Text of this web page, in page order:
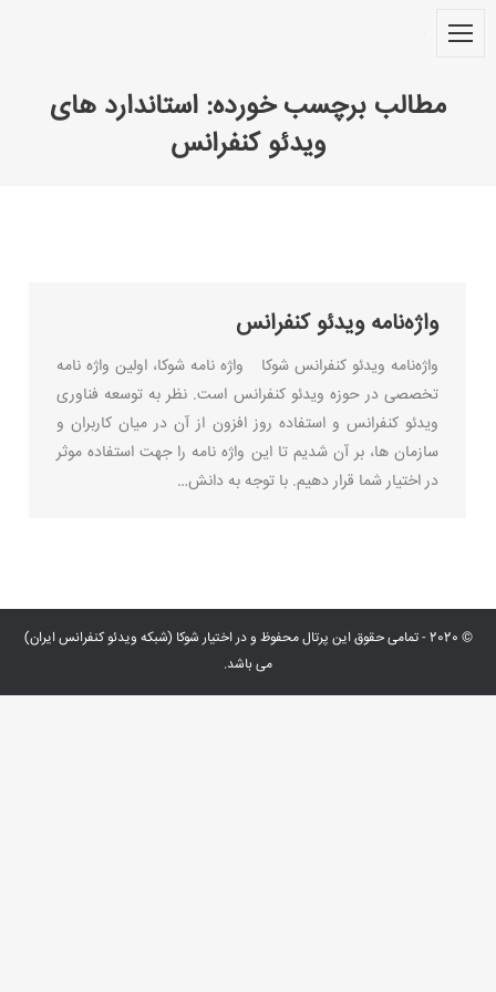
مطالب برچسب خورده: استاندارد های
ویدئو کنفرانس
واژه‌نامه ویدئو کنفرانس
واژه‌نامه ویدئو کنفرانس شوکا واژه نامه شوکا، اولین واژه نامه
تخصصی در حوزه ویدئو کنفرانس است. نظر به توسعه فناوری
ویدئو کنفرانس و استفاده روز افزون از آن در میان کاربران و
سازمان ها، بر آن شدیم تا این واژه نامه را جهت استفاده موثر
در اختیار شما قرار دهیم. با توجه به دانش…
© 2020 - تمامی حقوق این پرتال محفوظ و در اختیار شوکا (شبکه ویدئو کنفرانس ایران)
می باشد.